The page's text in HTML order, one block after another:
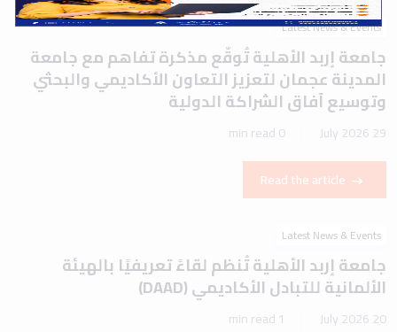
Latest News & Events
جامعة إربد الأهلية تُوقّع مذكرة تفاهم مع جامعة
المدينة عجمان لتعزيز التعاون الأكاديمي والبحثي
وتوسيع آفاق الشراكة الدولية
29 July 2026
0 min read
Read the article
Latest News & Events
جامعة إربد الأهلية تُنظم لقاءً تعريفيًا بالهيئة
الألمانية للتبادل الأكاديمي (DAAD)
20 July 2026
1 min read